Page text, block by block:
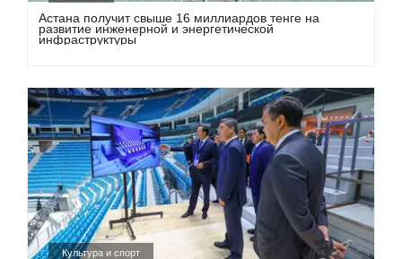
Астана получит свыше 16 миллиардов тенге на
развитие инженерной и энергетической
инфраструктуры
Культура и спорт